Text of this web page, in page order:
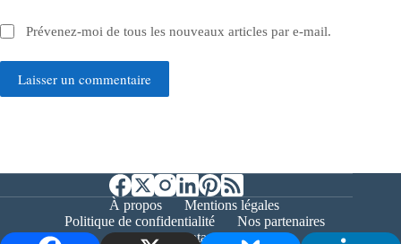
Prévenez-moi de tous les nouveaux articles par e-mail.
Laisser un commentaire
À propos
Mentions légales
Politique de confidentialité
Nos partenaires
Contact